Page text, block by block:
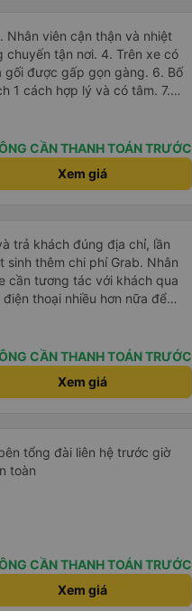
nơi. 4. Trên xe có
gối được gấp gọn gàng. 6. Bố
cách hợp lý và có tâm. 7.
túi tiền của học sinh sinh viên
CẦN THANH TOÁN TRƯỚC
Xem giá
trả khách đúng địa chỉ, lần
thêm chi phí Grab. Nhân
cần tương tác với khách qua
thoại nhiều hơn nữa để
khách đặt vé qua App. Chân
CẦN THANH TOÁN TRƯỚC
Xem giá
tổng đài liên hệ trước giờ
toàn
CẦN THANH TOÁN TRƯỚC
Xem giá